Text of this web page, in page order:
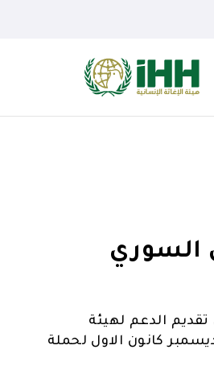
السوري
الدعم لهيئة
الإنسانية وحقوق الإنسان والحريات التي تتعرض بعد عملية 17 ديسمبر كانون الاول لحملة